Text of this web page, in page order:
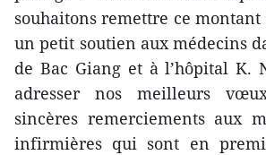
souhaitons remettre ce montant
un petit soutien aux médecins
de Bac Giang et à l’hôpital K.
adresser nos meilleurs
sincères remerciements aux
infirmières qui sont en